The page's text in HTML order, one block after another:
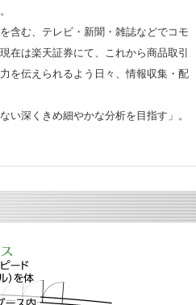
含む、テレビ・新聞・雑誌などでコモ
在は楽天証券にて、これから商品取引
を伝えられるよう日々、情報収集・配
い深くきめ細やかな分析を目指す」。